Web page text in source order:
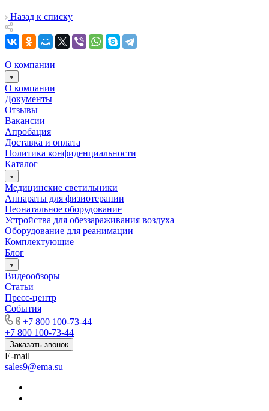
Назад к списку
О компании
О компании
Документы
Отзывы
Вакансии
Апробация
Доставка и оплата
Политика конфиденциальности
Каталог
Медицинские светильники
Аппараты для физиотерапии
Неонатальное оборудование
Устройства для обеззараживания воздуха
Оборудование для реанимации
Комплектующие
Блог
Видеообзоры
Статьи
Пресс-центр
События
+7 800 100-73-44
+7 800 100-73-44
Заказать звонок
E-mail
sales9@ema.su